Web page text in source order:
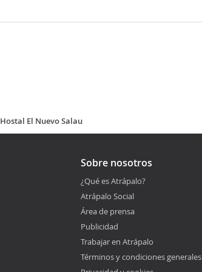
Hostal El Nuevo Salau
Sobre nosotros
¿Qué es Atrápalo?
Atrápalo Social
Área de prensa
Publicidad
Trabajar en Atrápalo
Términos y condiciones generales